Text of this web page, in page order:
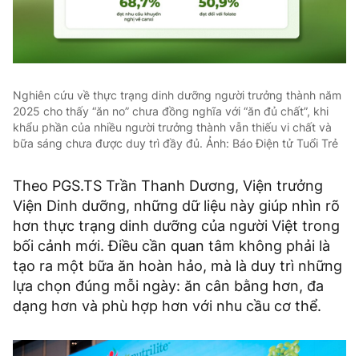
Nghiên cứu về thực trạng dinh dưỡng người trưởng thành năm
2025 cho thấy “ăn no” chưa đồng nghĩa với “ăn đủ chất”, khi
khẩu phần của nhiều người trưởng thành vẫn thiếu vi chất và
bữa sáng chưa được duy trì đầy đủ. Ảnh: Báo Điện tử Tuổi Trẻ
Theo PGS.TS Trần Thanh Dương, Viện trưởng
Viện Dinh dưỡng, những dữ liệu này giúp nhìn rõ
hơn thực trạng dinh dưỡng của người Việt trong
bối cảnh mới. Điều cần quan tâm không phải là
tạo ra một bữa ăn hoàn hảo, mà là duy trì những
lựa chọn đúng mỗi ngày: ăn cân bằng hơn, đa
dạng hơn và phù hợp hơn với nhu cầu cơ thể.